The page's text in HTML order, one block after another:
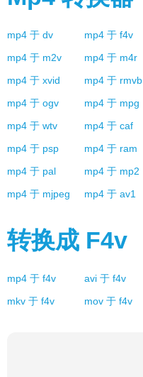
mp4 于 dv mp4 于 f4v
mp4 于 m2v mp4 于 m4r
mp4 于 xvid mp4 于 rmvb
mp4 于 ogv mp4 于 mpg
mp4 于 wtv mp4 于 caf
mp4 于 psp mp4 于 ram
mp4 于 pal mp4 于 mp2
mp4 于 mjpeg mp4 于 av1
转换成 F4v
mp4 于 f4v avi 于 f4v
mkv 于 f4v mov 于 f4v